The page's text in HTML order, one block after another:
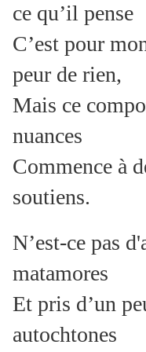
ce qu’il pense
C’est pour
peur de rien,
Mais ce
nuances
Commence à
soutiens.
N’est-ce pas
matamores
Et pris d’un
autochtones